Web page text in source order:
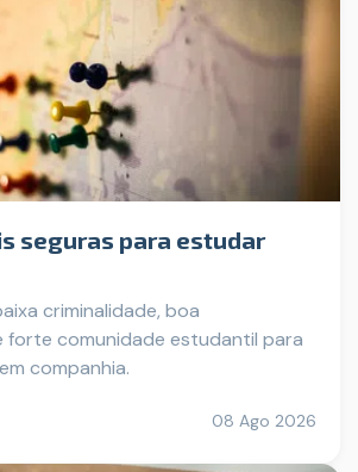
seguras para estudar
criminalidade, boa
forte comunidade estudantil para
companhia.
08 Ago 2026